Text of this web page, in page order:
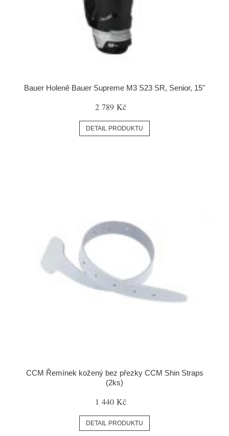
Bauer Holeně Bauer Supreme M3 S23 SR, Senior, 15"
2 789 Kč
DETAIL PRODUKTU
CCM Řemínek kožený bez přezky CCM Shin Straps
(2ks)
1 440 Kč
DETAIL PRODUKTU